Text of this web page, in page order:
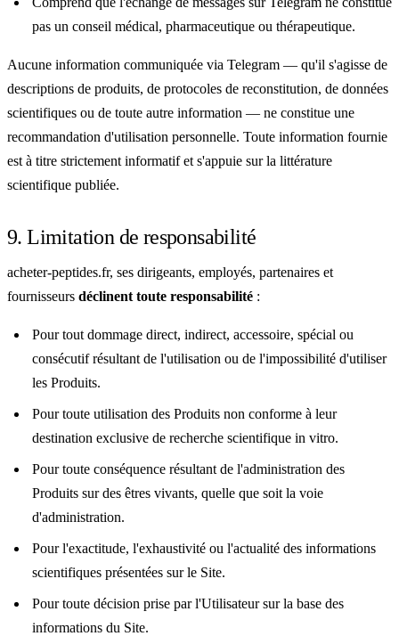
pas un conseil médical, pharmaceutique ou thérapeutique.
Aucune information communiquée via Telegram — qu'il s'agisse de
descriptions de produits, de protocoles de reconstitution, de données
scientifiques ou de toute autre information — ne constitue une
recommandation d'utilisation personnelle. Toute information fournie
est à titre strictement informatif et s'appuie sur la littérature
scientifique publiée.
9. Limitation de responsabilité
acheter-peptides.fr, ses dirigeants, employés, partenaires et
fournisseurs déclinent toute responsabilité :
Pour tout dommage direct, indirect, accessoire, spécial ou
consécutif résultant de l'utilisation ou de l'impossibilité d'utiliser
les Produits.
Pour toute utilisation des Produits non conforme à leur
destination exclusive de recherche scientifique in vitro.
Pour toute conséquence résultant de l'administration des
Produits sur des êtres vivants, quelle que soit la voie
d'administration.
Pour l'exactitude, l'exhaustivité ou l'actualité des informations
scientifiques présentées sur le Site.
Pour toute décision prise par l'Utilisateur sur la base des
informations du Site.